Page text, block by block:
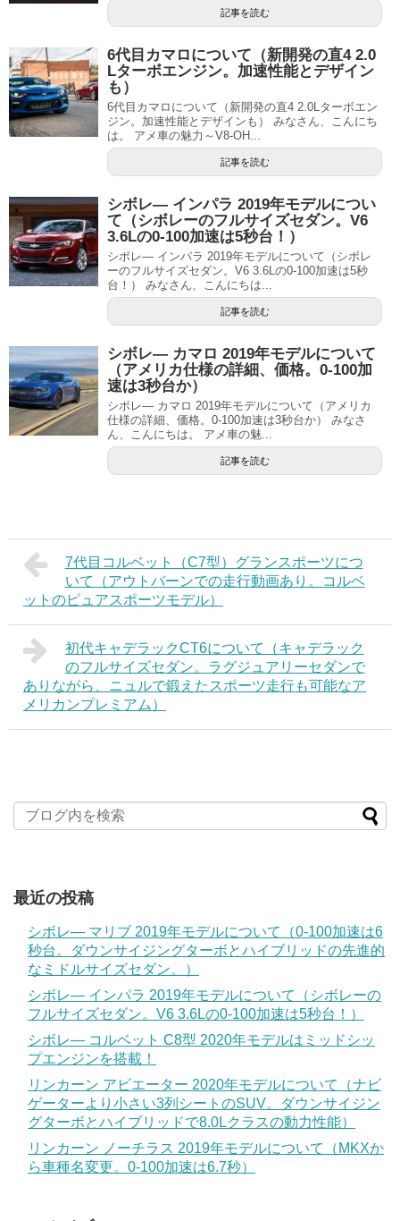
記事を読む
6代目カマロについて（新開発の直4 2.0
Lターボエンジン。加速性能とデザイン
も）
6代目カマロについて（新開発の直4 2.0Lターボエン
ジン。加速性能とデザインも） みなさん、こんにち
は。 アメ車の魅力～V8-OH...
記事を読む
シボレ― インパラ 2019年モデルについ
て（シボレーのフルサイズセダン。V6
3.6Lの0-100加速は5秒台！）
シボレ― インパラ 2019年モデルについて（シボレ
ーのフルサイズセダン。V6 3.6Lの0-100加速は5秒
台！） みなさん、こんにちは...
記事を読む
シボレ― カマロ 2019年モデルについて
（アメリカ仕様の詳細、価格。0-100加
速は3秒台か）
シボレ― カマロ 2019年モデルについて（アメリカ
仕様の詳細、価格。0-100加速は3秒台か） みなさ
ん、こんにちは。 アメ車の魅...
記事を読む
7代目コルベット（C7型）グランスポーツにつ
いて（アウトバーンでの走行動画あり。コルベ
ットのピュアスポーツモデル）
初代キャデラックCT6について（キャデラック
のフルサイズセダン。ラグジュアリーセダンで
ありながら、ニュルで鍛えたスポーツ走行も可能なア
メリカンプレミアム）
最近の投稿
シボレ― マリブ 2019年モデルについて（0-100加速は6
秒台。ダウンサイジングターボとハイブリッドの先進的
なミドルサイズセダン。）
シボレ― インパラ 2019年モデルについて（シボレーの
フルサイズセダン。V6 3.6Lの0-100加速は5秒台！）
シボレ― コルベット C8型 2020年モデルはミッドシッ
プエンジンを搭載！
リンカーン アビエーター 2020年モデルについて（ナビ
ゲーターより小さい3列シートのSUV。ダウンサイジン
グターボとハイブリッドで8.0Lクラスの動力性能）
リンカーン ノーチラス 2019年モデルについて（MKXか
ら車種名変更。0-100加速は6.7秒）